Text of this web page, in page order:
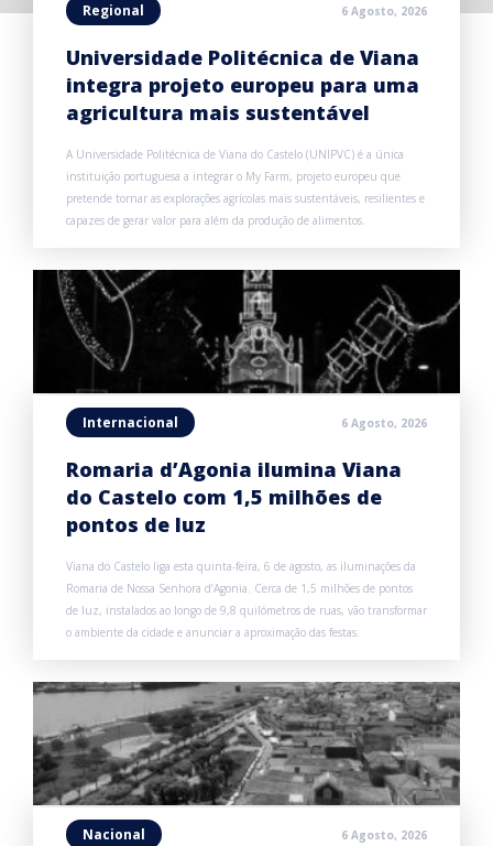
Regional 6 Agosto, 2026
Universidade Politécnica de Viana
integra projeto europeu para uma
agricultura mais sustentável
A Universidade Politécnica de Viana do Castelo (UNIPVC) é a única
instituição portuguesa a integrar o My Farm, projeto europeu que
pretende tornar as explorações agrícolas mais sustentáveis, resilientes e
capazes de gerar valor para além da produção de alimentos.
Internacional 6 Agosto, 2026
Romaria d’Agonia ilumina Viana
do Castelo com 1,5 milhões de
pontos de luz
Viana do Castelo liga esta quinta-feira, 6 de agosto, as iluminações da
Romaria de Nossa Senhora d’Agonia. Cerca de 1,5 milhões de pontos
de luz, instalados ao longo de 9,8 quilómetros de ruas, vão transformar
o ambiente da cidade e anunciar a aproximação das festas.
Nacional 6 Agosto, 2026